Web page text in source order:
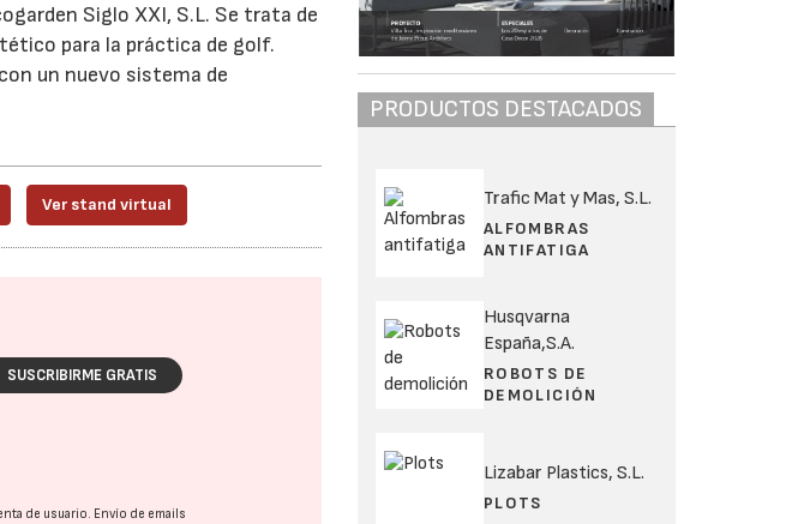
Siglo XXI, S.L. Se trata de
para la práctica de golf.
un nuevo sistema de
Ver stand virtual
SUSCRIBIRME GRATIS
de usuario. Envío de emails
PRODUCTOS DESTACADOS
Trafic Mat y Mas, S.L.
ALFOMBRAS
ANTIFATIGA
Husqvarna
España,S.A.
ROBOTS DE
DEMOLICIÓN
Lizabar Plastics, S.L.
PLOTS